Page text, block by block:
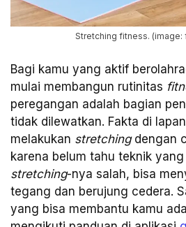
Stretching fitness. (image:
Bagi kamu yang aktif
mulai membangun rutinitas
peregangan adalah bagian
tidak dilewatkan. Fakta di
melakukan stretchingdengan
karena belum tahu teknik
stretching-nya salah, bisa
tegang dan berujung cedera.
yang bisa membantu kamu